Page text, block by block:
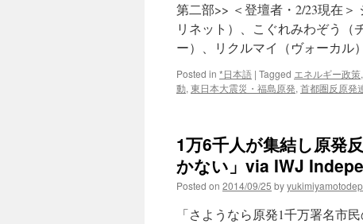
第二部>> ＜登壇者・2/23現在
リネット）、こぐれみわぞう（
ー）、リクルマイ（ヴォーカル
Posted in *日本語 | Tagged エネルギー政策,
動, 東日本大震災・福島原発, 首都圏反原発
1万6千人が集結し原発
かない」via IWJ
Posted on 2014/09/25 by
「さようなら原発1千万署名市